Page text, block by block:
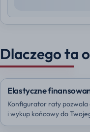
Dlaczego ta
Elastyczne
Konfigurator raty pozwala
i wykup końcowy do